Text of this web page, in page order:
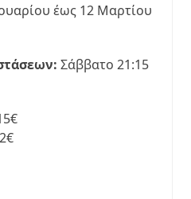
έως 12 Μαρτίου
Σάββατο 21:15